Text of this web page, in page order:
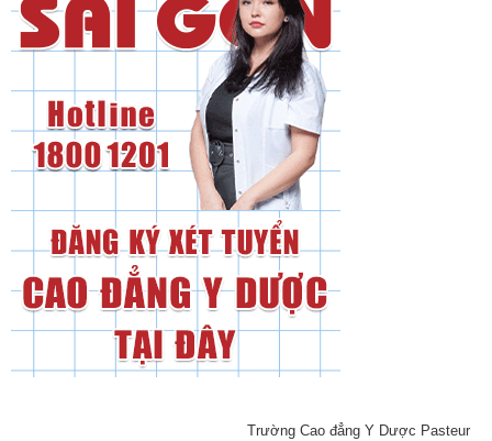
Trường Cao đẳng Y Dược Pasteur